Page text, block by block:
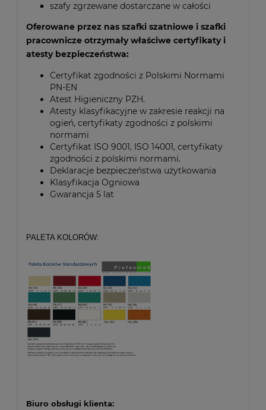
szafy zgrzewane dostarczane w całości
Oferowane przez nas szafki szatniowe i szafki
pracownicze otrzymały właściwe certyfikaty i
atesty bezpieczeństwa:
Certyfikat zgodności z Polskimi Normami
PN-EN
Atest Higieniczny PZH.
Atesty klasyfikacyjne w zakresie reakcji na
ogień, certyfikaty zgodności z polskimi
normami
Certyfikat ISO 9001, ISO 14001, certyfikaty
zgodności z polskimi normami.
Deklaracje bezpieczeństwa użytkowania
Klasyfikacja Ogniowa
Gwarancja 5 lat
PALETA KOLORÓW:
Biuro obsługi klienta: